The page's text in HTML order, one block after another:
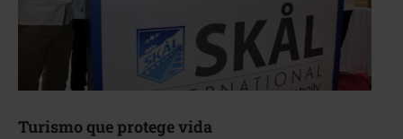
Turismo que protege vida